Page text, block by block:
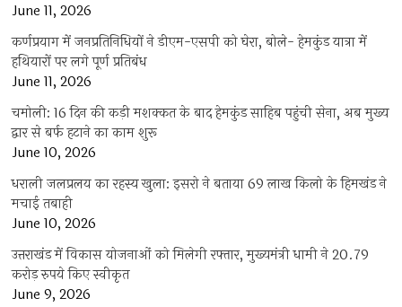
June 11, 2026
कर्णप्रयाग में जनप्रतिनिधियों ने डीएम-एसपी को घेरा, बोले- हेमकुंड यात्रा में
हथियारों पर लगे पूर्ण प्रतिबंध
June 11, 2026
चमोली: 16 दिन की कड़ी मशक्कत के बाद हेमकुंड साहिब पहुंची सेना, अब मुख्य
द्वार से बर्फ हटाने का काम शुरू
June 10, 2026
धराली जलप्रलय का रहस्य खुला: इसरो ने बताया 69 लाख किलो के हिमखंड ने
मचाई तबाही
June 10, 2026
उत्तराखंड में विकास योजनाओं को मिलेगी रफ्तार, मुख्यमंत्री धामी ने 20.79
करोड़ रुपये किए स्वीकृत
June 9, 2026